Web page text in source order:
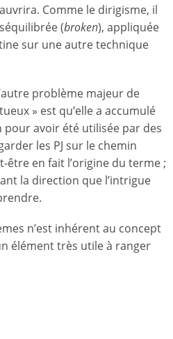
Comme le dirigisme, il
(broken), appliquée
sur une autre technique
problème majeur de
» est qu’elle a accumulé
avoir été utilisée par des
les PJ sur le chemin
être en fait l’origine du terme ;
la direction que l’intrigue
n’est inhérent au concept
élément très utile à ranger